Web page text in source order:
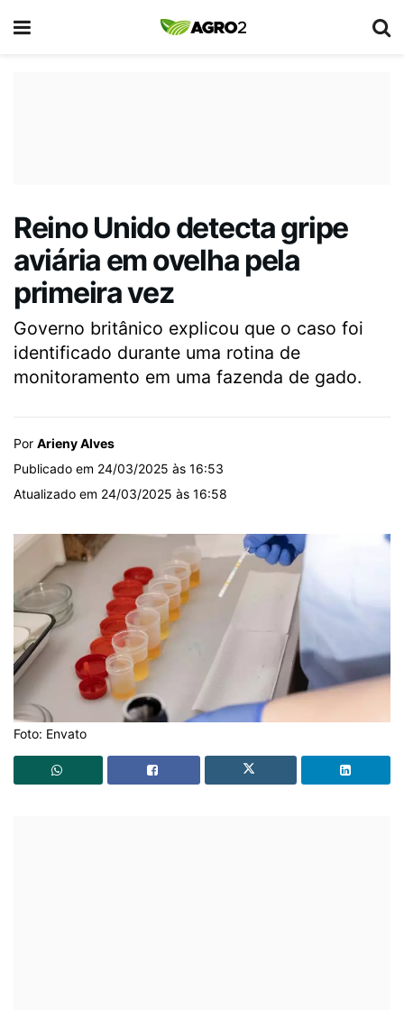
Reino Unido detecta gripe
aviária em ovelha pela
primeira vez
Governo britânico explicou que o caso foi
identificado durante uma rotina de
monitoramento em uma fazenda de gado.
Por Arieny Alves
Publicado em 24/03/2025 às 16:53
Atualizado em 24/03/2025 às 16:58
Foto: Envato